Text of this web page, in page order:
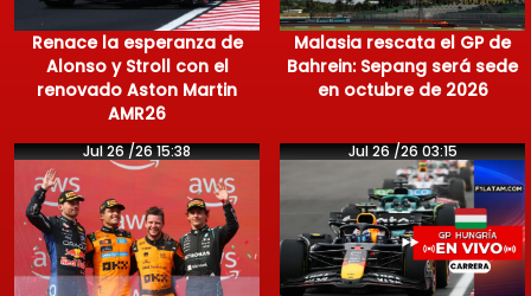
Renace la esperanza de
Alonso y Stroll con el
renovado Aston Martin
AMR26
Malasia rescata el GP de
Bahrein: Sepang será sede
en octubre de 2026
Jul 26 /26 15:38 Jul 26 /26 03:15